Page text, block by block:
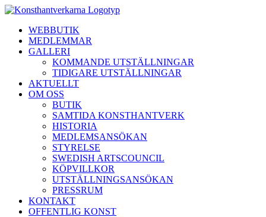
Fortsätt
innehålletWEBBUTIK
MEDLEMMAR
GALLERI
KOMMANDE UTSTÄLLNINGAR
TIDIGARE UTSTÄLLNINGAR
AKTUELLT
OM OSS
BUTIK
SAMTIDA KONSTHANTVERK
HISTORIA
MEDLEMSANSÖKAN
STYRELSE
SWEDISH ARTSCOUNCIL
KÖPVILLKOR
UTSTÄLLNINGSANSÖKAN
PRESSRUM
KONTAKT
OFFENTLIG KONST